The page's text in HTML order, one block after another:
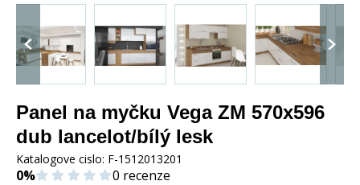
Panel na myčku Vega ZM 570x596
dub lancelot/bílý lesk
Katalogove cislo: F-1512013201
0% 0 recenze